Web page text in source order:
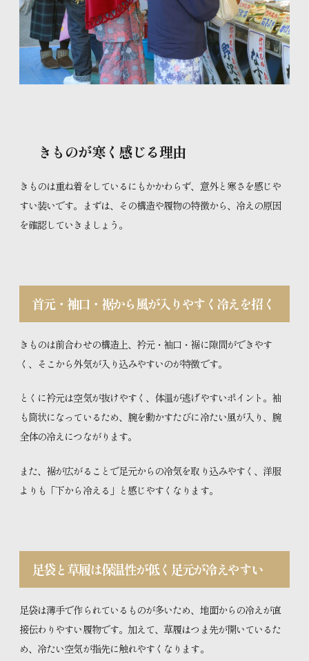
知るほど広がる きものの魅力
きものが寒く感じる理由
きものは重ね着をしているにもかかわらず、意外と寒さを感じや
すい装いです。まずは、その構造や履物の特徴から、冷えの原因
を確認していきましょう。
首元・袖口・裾から風が入りやすく冷えを招く
きものは前合わせの構造上、衿元・袖口・裾に隙間ができやす
く、そこから外気が入り込みやすいのが特徴です。
とくに衿元は空気が抜けやすく、体温が逃げやすいポイント。袖
も筒状になっているため、腕を動かすたびに冷たい風が入り、腕
全体の冷えにつながります。
また、裾が広がることで足元からの冷気を取り込みやすく、洋服
よりも「下から冷える」と感じやすくなります。
足袋と草履は保温性が低く足元が冷えやすい
足袋は薄手で作られているものが多いため、地面からの冷えが直
接伝わりやすい履物です。加えて、草履はつま先が開いているた
め、冷たい空気が指先に触れやすくなります。